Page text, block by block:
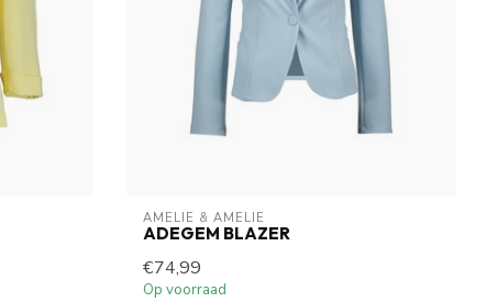
AMELIE & AMELIE
ADEGEM BLAZER
€74,99
Op voorraad